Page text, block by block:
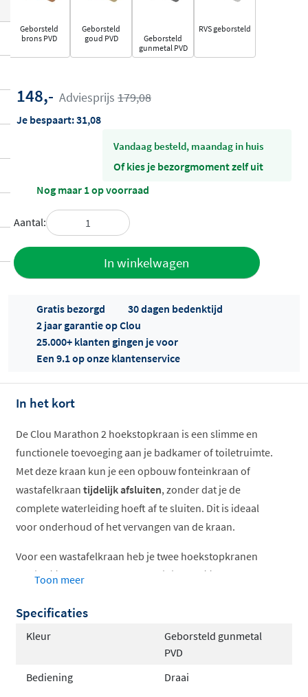
Geborsteld
brons PVD
Geborsteld
goud PVD
Geborsteld
gunmetal PVD
RVS geborsteld
148,- Adviesprijs 179,08
Je bespaart:31,08
vandaag besteld, maandag in huis
Of kies je bezorgmoment zelf uit
Nog maar 1 op voorraad
Aantal:
In winkelwagen
Offertes
Gratis bezorgd
30 dagen bedenktijd
2 jaar garantie op Clou
25.000+ klanten gingen je voor
Een 9.1 op onze klantenservice
In het kort
De Clou Marathon 2 hoekstopkraan is een slimme en
functionele toevoeging aan je badkamer of toiletruimte.
Met deze kraan kun je een opbouw fonteinkraan of
wastafelkraan tijdelijk afsluiten, zonder dat je de
complete waterleiding hoeft af te sluiten. Dit is ideaal
voor onderhoud of het vervangen van de kraan.
Voor een wastafelkraan heb je twee hoekstopkranen
nodig: één voor de koudwaterleiding en één voor de
Perfect te combineren met Clou
accessoires
Deze hoekstopkraan is perfect te combineren met de
Toon meer
Specificaties
Kleur
Geborsteld gunmetal
PVD
Bediening
Draai